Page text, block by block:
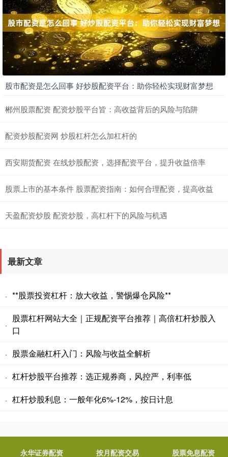
股市配资是怎么回事 好炒股配资平台：助你轻松实现财富梦想
郴州股票配资 配资炒股平台皆：高收益背后的风险与陷阱
配资炒股配资网 炒股杠杆怎么加杠杆的
西安期货配资 在线炒股配资，选择配资平台，提升收益倍率
股票上市的基本条件 股票配资指南：如何合理配资，提高收益
天盈配资炒股 配资炒股，高杠杆下的风险与机遇
最新文章
· **股票投资杠杆：放大收益，警惕爆仓风险**
·
股票杠杆网站大全｜正规配资平台推荐｜高倍杠杆炒股入
口
· 股票金融杠杆入门：风险与收益全解析
· 杠杆炒股平台推荐：选正规券商，风控严，利率低
· 杠杆炒股利息：一般年化6%-12%，按日计息
永华证券配资 按月配资交易 股票免息配资